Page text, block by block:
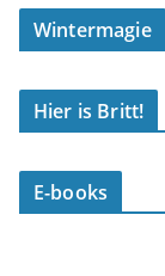
Wintermagie
Hier is Britt!
E-books